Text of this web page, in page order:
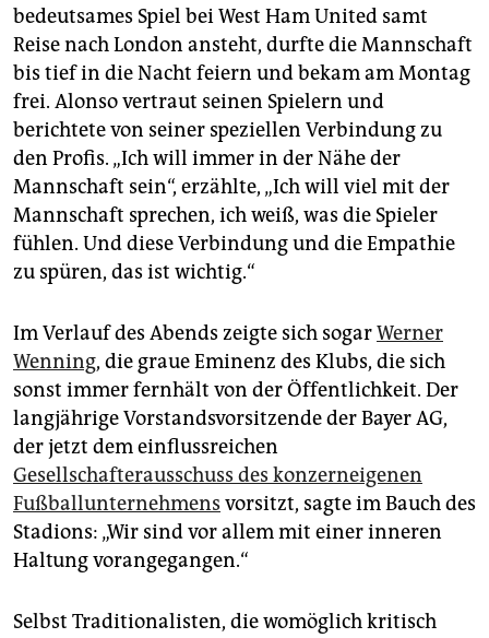
bedeutsames Spiel bei West Ham United samt
Reise nach London ansteht, durfte die Mannschaft
bis tief in die Nacht feiern und bekam am Montag
frei. Alonso vertraut seinen Spielern und
berichtete von seiner speziellen Verbindung zu
den Profis. „Ich will immer in der Nähe der
Mannschaft sein“, erzählte, „Ich will viel mit der
Mannschaft sprechen, ich weiß, was die Spieler
fühlen. Und diese Verbindung und die Empathie
zu spüren, das ist wichtig.“
Im Verlauf des Abends zeigte sich sogarWerner
Wenning, die graue Eminenz des Klubs, die sich
sonst immer fernhält von der Öffentlichkeit. Der
langjährige Vorstandsvorsitzende der Bayer AG,
der jetzt dem einflussreichen
Gesellschafterausschuss des konzerneigenen
Fußballunternehmens vorsitzt, sagte im Bauch des
Stadions: „Wir sind vor allem mit einer inneren
Haltung vorangegangen.“
Selbst Traditionalisten, die womöglich kritisch